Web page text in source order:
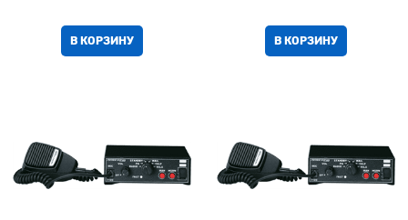
В КОРЗИНУ В КОРЗИНУ